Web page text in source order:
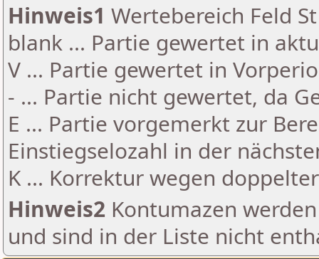
Hinweis1 Wertebereich Feld
blank ... Partie gewertet in
V ... Partie gewertet in
- ... Partie nicht gewertet, da
E ... Partie vorgemerkt zur
Einstiegselozahl in der
K ... Korrektur wegen
Hinweis2 Kontumazen
und sind in der Liste nicht